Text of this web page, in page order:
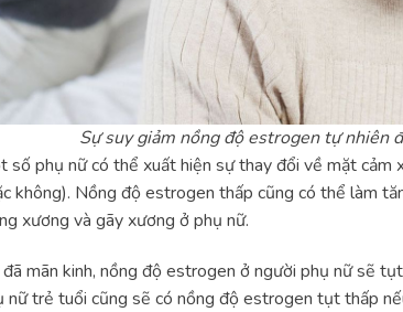
Sự suy giảm nồng độ estrogen tự nhiên
số phụ nữ có thể xuất hiện sự thay đổi về mặt
không). Nồng độ estrogen thấp cũng có thể làm
xương và gãy xương ở phụ nữ.
đã mãn kinh, nồng độ estrogen ở người phụ nữ sẽ
nữ trẻ tuổi cũng sẽ có nồng độ estrogen tụt thấp